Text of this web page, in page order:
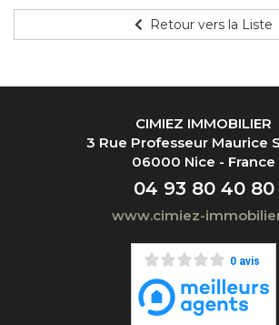
Retour vers la Liste
CIMIEZ IMMOBILIER
3 Rue Professeur Maurice
06000 Nice - France
04 93 80 40 80
www.cimiez-
0 avis